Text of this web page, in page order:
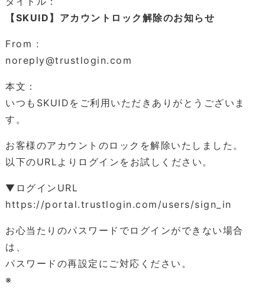
【SKUID】アカウントロック解除のお知らせ
From :
noreply@trustlogin.com
本文：
いつもSKUIDをご利用いただきありがとうございま
す。
お客様のアカウントのロックを解除いたしました。
以下のURLよりログインをお試しください。
▼ログインURL
https://portal.trustlogin.com/users/sign_in
お心当たりのパスワードでログインができない場合
は、
パスワードの再設定にご対応ください。
※